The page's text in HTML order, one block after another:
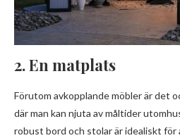
2. En matplats
Förutom avkopplande möbler är det
där man kan njuta av måltider
robust bord och stolar är idealiskt